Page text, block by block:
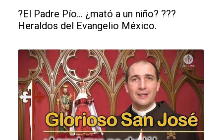
?El Padre Pío… ¿mató a un niño? ???
Heraldos del Evangelio México.